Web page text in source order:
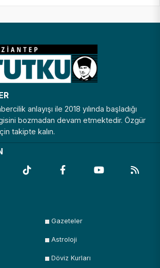
anlayışı ile 2018 yılında başladığı
bozmadan devam etmektedir. Özgür
takipte kalın.
Gazeteler
Astroloji
Döviz Kurları